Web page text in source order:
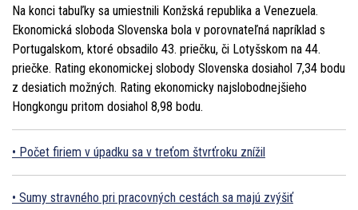
Na konci tabuľky sa umiestnili Konžská republika a Venezuela.
Ekonomická sloboda Slovenska bola v porovnateľná napríklad s
Portugalskom, ktoré obsadilo 43. priečku, či Lotyšskom na 44.
priečke. Rating ekonomickej slobody Slovenska dosiahol 7,34 bodu
z desiatich možných. Rating ekonomicky najslobodnejšieho
Hongkongu pritom dosiahol 8,98 bodu.
Počet firiem v úpadku sa v treťom štvrťroku znížil
Sumy stravného pri pracovných cestách sa majú zvýšiť